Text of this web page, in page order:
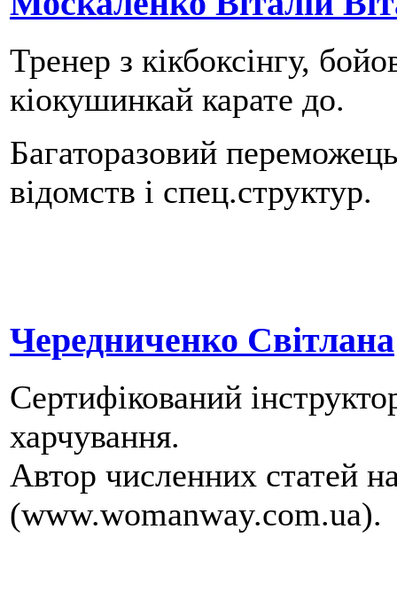
Тренер з кікбоксінгу,
кіокушинкай карате до.
Багаторазовий
відомств і спец.структур.
Чередниченко Світлана
Сертифікований
харчування.
Автор численних статей
(www.womanway.com.ua).